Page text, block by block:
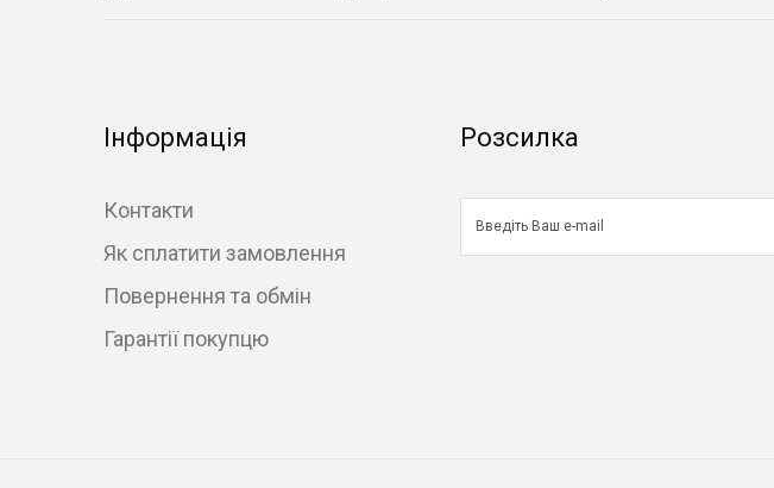
Інформація
Контакти
Як сплатити замовлення
Повернення та обмін
Гарантії покупцю
Розсилка